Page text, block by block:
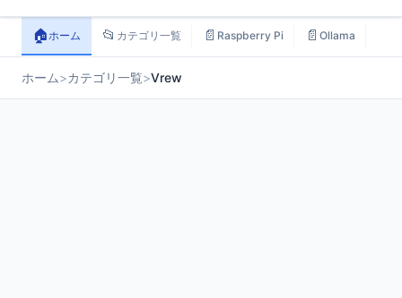
🏠ホーム 📂 カテゴリ一覧 📄 Raspberry Pi 📄 Ollama
ホーム>カテゴリ一覧>Vrew